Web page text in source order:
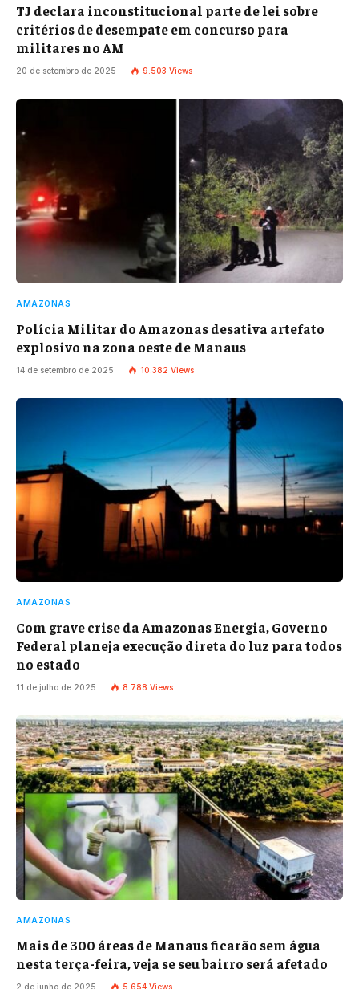
TJ declara inconstitucional parte de lei sobre
critérios de desempate em concurso para
militares no AM
20 de setembro de 2025 9.503 Views
AMAZONAS
Polícia Militar do Amazonas desativa artefato
explosivo na zona oeste de Manaus
14 de setembro de 2025 10.382 Views
AMAZONAS
Com grave crise da Amazonas Energia, Governo
Federal planeja execução direta do luz para todos
no estado
11 de julho de 2025 8.788 Views
AMAZONAS
Mais de 300 áreas de Manaus ficarão sem água
nesta terça-feira, veja se seu bairro será afetado
2 de junho de 2025 5.654 Views